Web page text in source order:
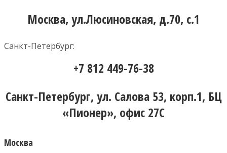
Москва, ул.Люсиновская, д.70, с.1
Санкт-Петербург:
+7 812 449-76-38
Санкт-Петербург, ул. Салова 53, корп.1, БЦ
«Пионер», офис 27С
Москва